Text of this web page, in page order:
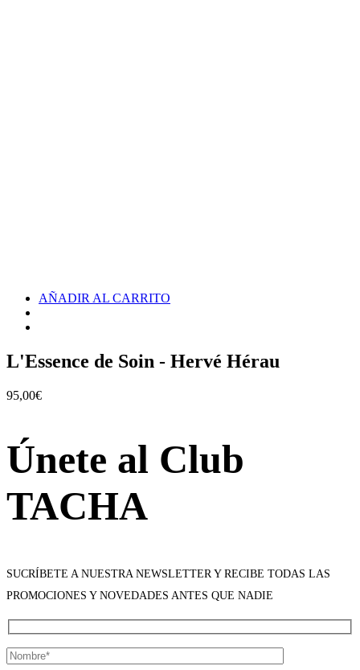
AÑADIR AL CARRITO
L'Essence de Soin - Hervé Hérau
95,00€
Únete al Club
TACHA
SUCRÍBETE A NUESTRA NEWSLETTER Y RECIBE TODAS LAS
PROMOCIONES Y NOVEDADES ANTES QUE NADIE